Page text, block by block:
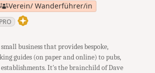
Verein/ Wanderführer/in
PRO
business that provides bespoke,
guides (on paper and online) to pubs,
It's the brainchild of Dave